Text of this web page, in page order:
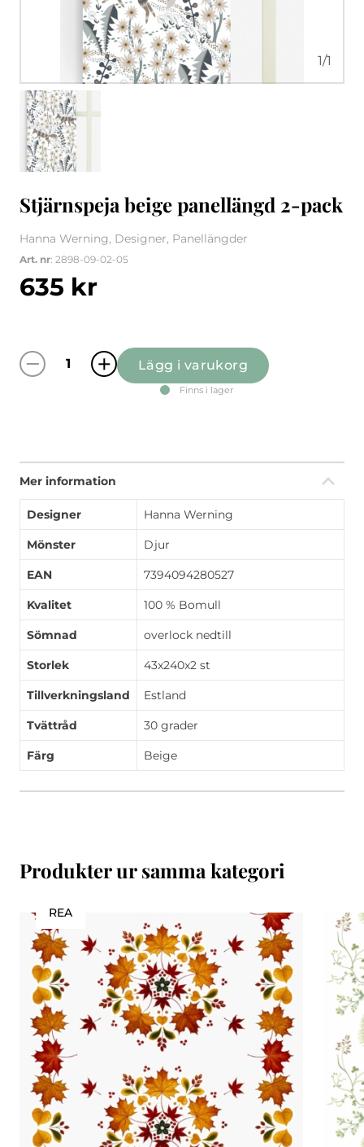
1/1
Stjärnspeja beige panellängd 2-pack
Hanna Werning, Designer, Panellängder
Art. nr: 2898-09-02-05
635 kr
Stjärnspeja beige panellängd 2-pack mängd
Lägg i varukorg
Finns i lager
Mer information
Designer Hanna Werning
Mönster Djur
EAN 7394094280527
Kvalitet 100 % Bomull
Sömnad overlock nedtill
Storlek 43x240x2 st
Tillverkningsland Estland
Tvättråd 30 grader
Färg Beige
Produkter ur samma kategori
REA